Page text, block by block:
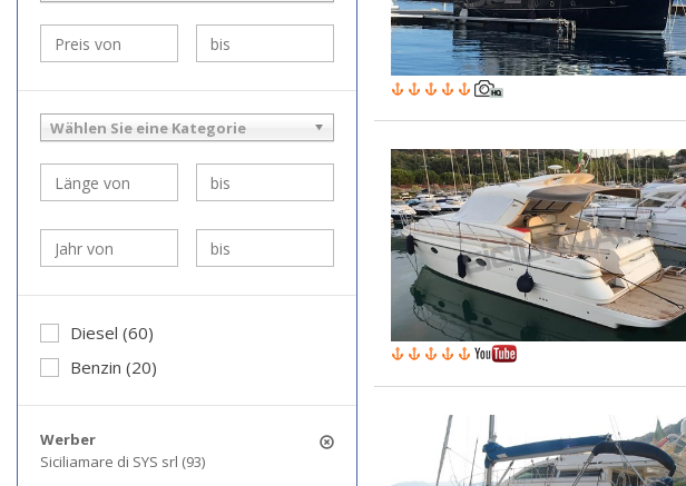
Wählen Sie eine Kategorie
Diesel (60)
Benzin (20)
Werber
Siciliamare di SYS srl (93)